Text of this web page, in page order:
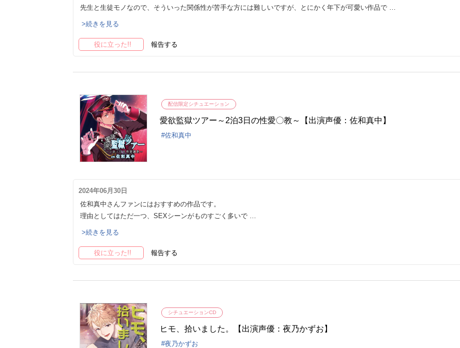
先生と生徒モノなので、そういった関係性が苦手な方には難しいですが、とにかく年下が可愛い作品で …
>続きを見る
役に立った!! 報告する
配信限定シチュエーション
愛欲監獄ツアー～2泊3日の性愛〇教～【出演声優：佐和真中】
佐和真中
2024年06月30日
佐和真中さんファンにはおすすめの作品です。
理由としてはただ一つ、SEXシーンがものすごく多いで …
>続きを見る
役に立った!! 報告する
シチュエーションCD
ヒモ、拾いました。【出演声優：夜乃かずお】
夜乃かずお